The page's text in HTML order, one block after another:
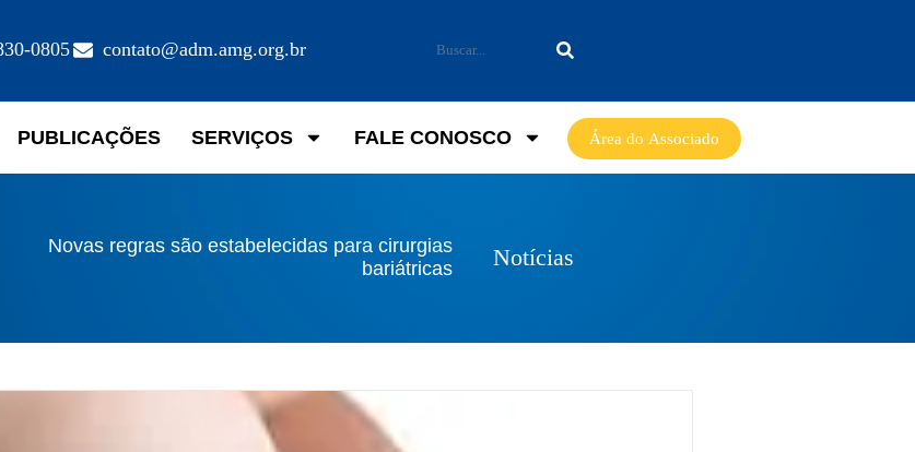
0805 contato@adm.amg.org.br
PUBLICAÇÕES SERVIÇOS FALE CONOSCO Área do Associado
Novas regras são estabelecidas para cirurgias
bariátricas
Notícias